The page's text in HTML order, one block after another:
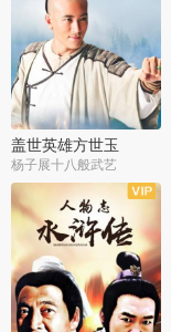
盖世英雄方世玉
杨子展十八般武艺
全40集